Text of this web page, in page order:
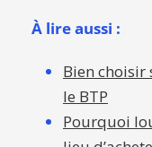
À lire aussi :
Bien choisir
le BTP
Pourquoi